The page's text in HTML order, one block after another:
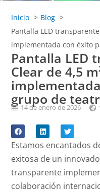
Inicio
Blog
Pantalla LED
implementada con éxito
Pantalla LED
Clear de 4,5
grupo de
14 de enero de 2026
Estamos encantados
exitosa de un
transparente
colaboración